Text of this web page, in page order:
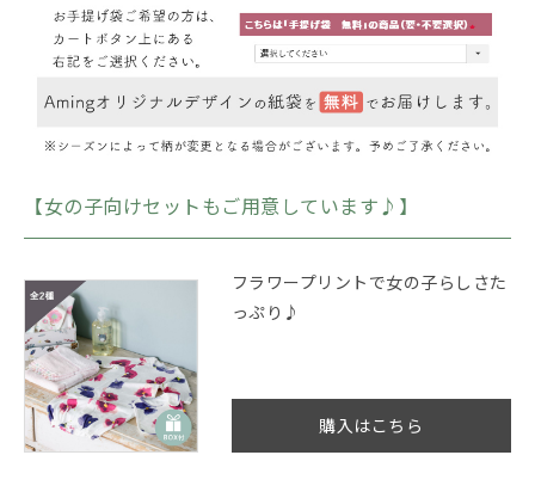
【女の子向けセットもご用意しています♪】
フラワープリントで女の子らしさた
っぷり♪
購入はこちら